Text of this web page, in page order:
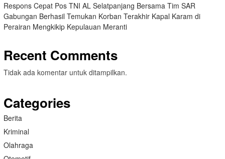
Respons Cepat Pos TNI AL Selatpanjang Bersama Tim SAR
Gabungan Berhasil Temukan Korban Terakhir Kapal Karam di
Perairan Mengkikip Kepulauan Meranti
Recent Comments
Tidak ada komentar untuk ditampilkan.
Categories
Berita
Kriminal
Olahraga